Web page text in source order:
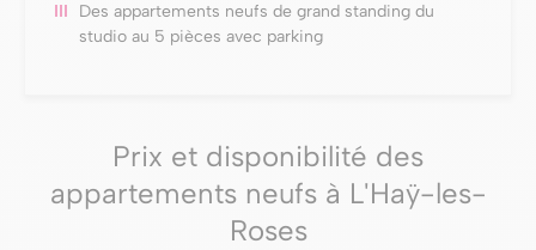
Des appartements neufs de grand standing du
studio au 5 pièces avec parking
Prix et disponibilité des
appartements neufs à L'Haÿ-les-
Roses